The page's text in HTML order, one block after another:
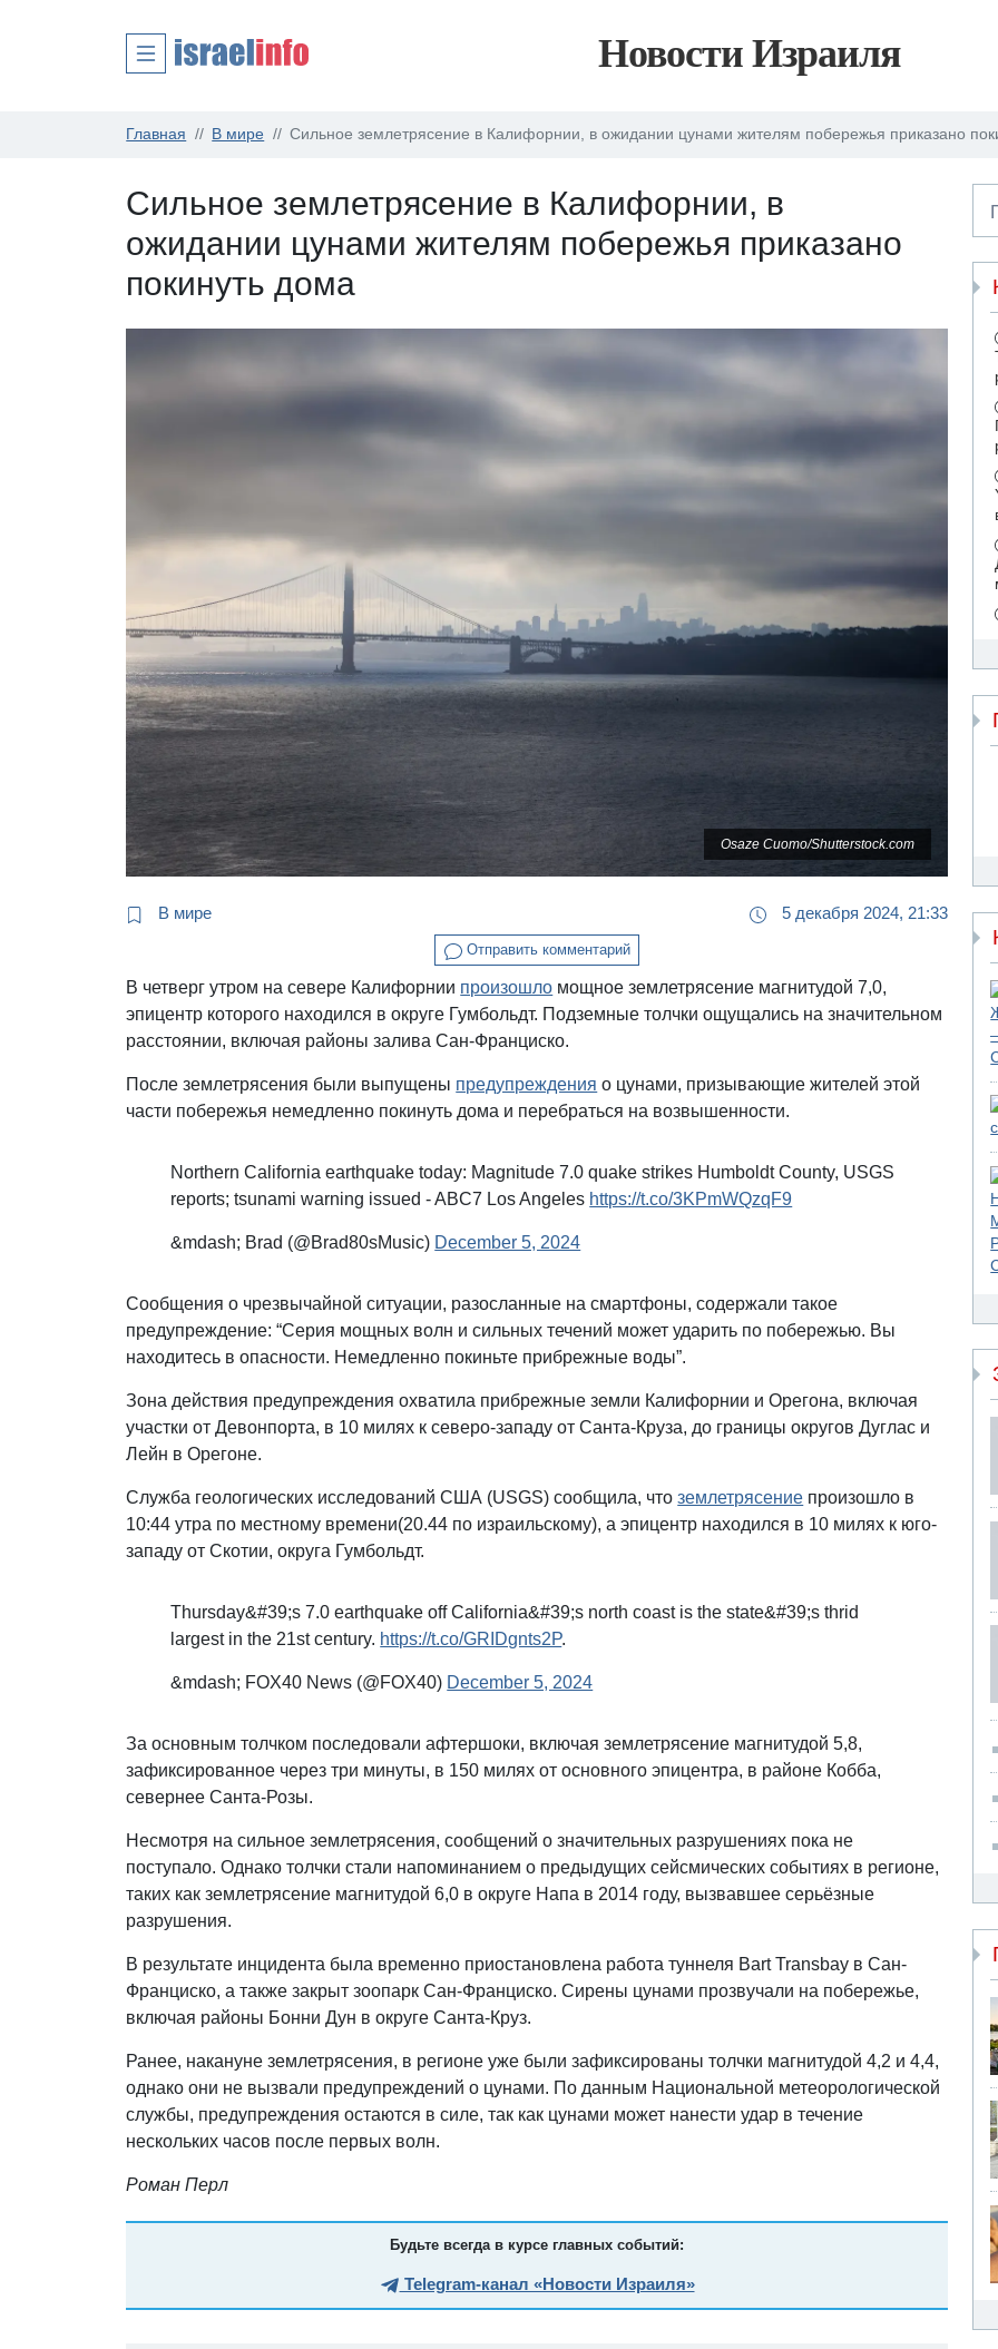
Новости Израиля
Главная В мире Сильное землетрясение в Калифорнии, в ожидании цунами жителям побережья приказано
Сильное землетрясение в Калифорнии, в
ожидании цунами жителям побережья приказано
покинуть дома
Osaze Cuomo/Shutterstock.com
В мире 5 декабря 2024, 21:33
Отправить комментарий
В четверг утром на севере Калифорнии произошло мощное землетрясение магнитудой 7,0,
эпицентр которого находился в округе Гумбольдт. Подземные толчки ощущались на значительном
расстоянии, включая районы залива Сан-Франциско.
После землетрясения были выпущены предупреждения о цунами, призывающие жителей этой
части побережья немедленно покинуть дома и перебраться на возвышенности.
Northern California earthquake today: Magnitude 7.0 quake strikes Humboldt County, USGS
reports; tsunami warning issued - ABC7 Los Angeles https://t.co/3KPmWQzqF9
&mdash; Brad (@Brad80sMusic) December 5, 2024
Сообщения о чрезвычайной ситуации, разосланные на смартфоны, содержали такое
предупреждение: “Серия мощных волн и сильных течений может ударить по побережью. Вы
находитесь в опасности. Немедленно покиньте прибрежные воды”.
Зона действия предупреждения охватила прибрежные земли Калифорнии и Орегона, включая
участки от Девонпорта, в 10 милях к северо-западу от Санта-Круза, до границы округов Дуглас и
Лейн в Орегоне.
Служба геологических исследований США (USGS) сообщила, чтоземлетрясение произошло в
10:44 утра по местному времени(20.44 по израильскому), а эпицентр находился в 10 милях к юго-
западу от Скотии, округа Гумбольдт.
Thursday&#39;s 7.0 earthquake off California&#39;s north coast is the state&#39;s thrid
largest in the 21st century. https://t.co/GRIDgnts2P.
&mdash; FOX40 News (@FOX40) December 5, 2024
За основным толчком последовали афтершоки, включая землетрясение магнитудой 5,8,
зафиксированное через три минуты, в 150 милях от основного эпицентра, в районе Кобба,
севернее Санта-Розы.
Несмотря на сильное землетрясения, сообщений о значительных разрушениях пока не
поступало. Однако толчки стали напоминанием о предыдущих сейсмических событиях в регионе,
таких как землетрясение магнитудой 6,0 в округе Напа в 2014 году, вызвавшее серьёзные
разрушения.
В результате инцидента была временно приостановлена работа туннеля Bart Transbay в Сан-
Франциско, а также закрыт зоопарк Сан-Франциско. Сирены цунами прозвучали на побережье,
включая районы Бонни Дун в округе Санта-Круз.
Ранее, накануне землетрясения, в регионе уже были зафиксированы толчки магнитудой 4,2 и 4,4,
однако они не вызвали предупреждений о цунами. По данным Национальной метеорологической
службы, предупреждения остаются в силе, так как цунами может нанести удар в течение
нескольких часов после первых волн.
Роман Перл
Будьте всегда в курсе главных событий:
Telegram-канал «Новости Израиля»